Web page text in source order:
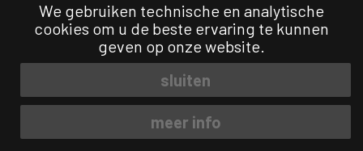
We gebruiken technische en analytische
cookies om u de beste ervaring te kunnen
geven op onze website.
sluiten
meer info